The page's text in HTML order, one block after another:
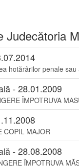
Judecătoria
hotărârilor penale
- 28.01.2009
ÎMPOTRUVA
COPIL MAJOR
- 28.08.2008
ÎMPOTRUVA